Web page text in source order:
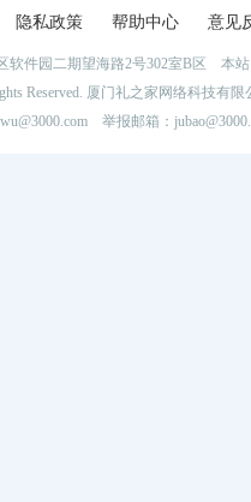
隐私政策 帮助中心 意见
软件园二期望海路2号302室B区 本
Reserved. 厦门礼之家网络科技
举报邮箱：